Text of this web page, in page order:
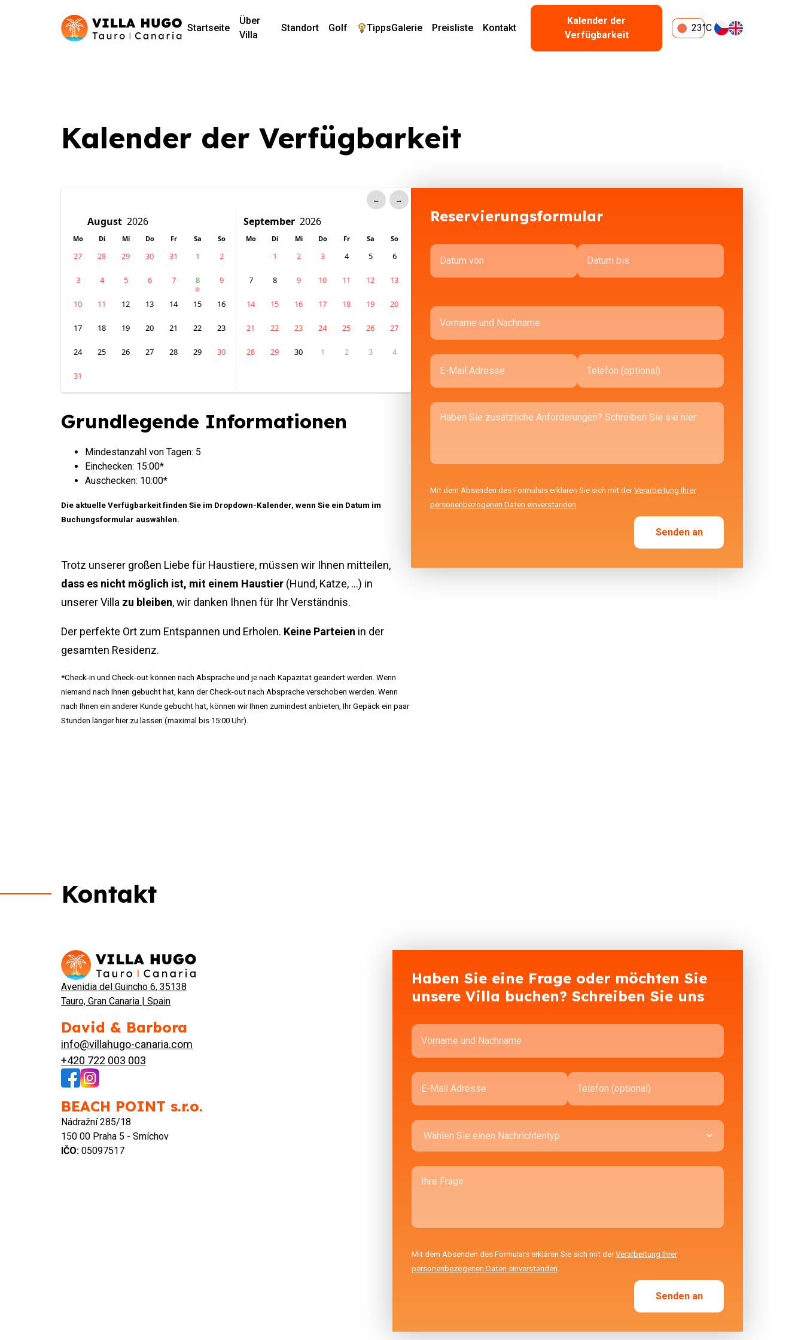
Startseite
Über
Villa
Standort Golf TippsGalerie Preisliste Kontakt
Kalender der
Verfügbarkeit
23°C
Kalender der Verfügbarkeit
← →
Mo Di Mi Do Fr Sa So
27 28 29 30 31 1 2
3 4 5 6 7 8 9
10 11 12 13 14 15 16
17 18 19 20 21 22 23
24 25 26 27 28 29 30
31
Mo Di Mi Do Fr Sa So
1 2 3 4 5 6
7 8 9 10 11 12 13
14 15 16 17 18 19 20
21 22 23 24 25 26 27
28 29 30 1 2 3 4
Grundlegende Informationen
Mindestanzahl von Tagen: 5
Einchecken: 15:00*
Auschecken: 10:00*
Die aktuelle Verfügbarkeit finden Sie im Dropdown-Kalender, wenn Sie ein Datum im
Buchungsformular auswählen.
Trotz unserer großen Liebe für Haustiere, müssen wir Ihnen mitteilen,
dass es nicht möglich ist, mit einem Haustier (Hund, Katze, ...) in
unserer Villa zu bleiben, wir danken Ihnen für Ihr Verständnis.
Der perfekte Ort zum Entspannen und Erholen. Keine Parteien in der
gesamten Residenz.
*Check-in und Check-out können nach Absprache und je nach Kapazität geändert werden. Wenn
niemand nach Ihnen gebucht hat, kann der Check-out nach Absprache verschoben werden. Wenn
nach Ihnen ein anderer Kunde gebucht hat, können wir Ihnen zumindest anbieten, Ihr Gepäck ein paar
Stunden länger hier zu lassen (maximal bis 15:00 Uhr).
Reservierungsformular
Mit dem Absenden des Formulars erklären Sie sich mit derVerarbeitung Ihrer
personenbezogenen Daten einverstanden .
Senden an
Kontakt
Avenidia del Guincho 6, 35138
Tauro, Gran Canaria | Spain
David & Barbora
info@villahugo-canaria.com
+420 722 003 003
BEACH POINT s.r.o.
Nádražní 285/18
150 00 Praha 5 - Smíchov
IČO: 05097517
Haben Sie eine Frage oder möchten Sie
unsere Villa buchen? Schreiben Sie uns
Mit dem Absenden des Formulars erklären Sie sich mit derVerarbeitung Ihrer
personenbezogenen Daten einverstanden.
Senden an